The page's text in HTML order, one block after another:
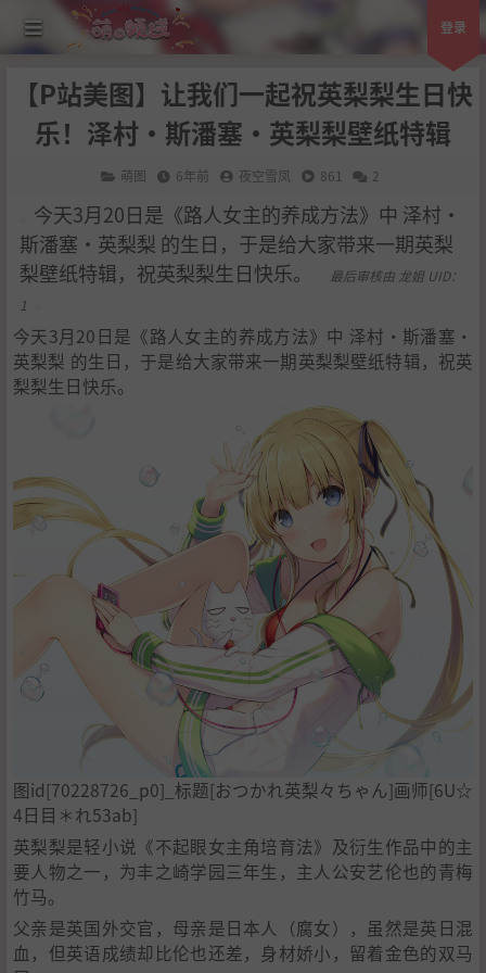
登录
【P站美图】让我们一起祝英梨梨生日快
乐！泽村·斯潘塞·英梨梨壁纸特辑
萌图 6年前 夜空雪凤 861 2
今天3月20日是《路人女主的养成方法》中 泽村·
斯潘塞·英梨梨 的生日，于是给大家带来一期英梨
梨壁纸特辑，祝英梨梨生日快乐。
最后审核由 龙姐 UID：
1
今天3月20日是《路人女主的养成方法》中 泽村·斯潘塞·
英梨梨 的生日，于是给大家带来一期英梨梨壁纸特辑，祝英
梨梨生日快乐。
图id[70228726_p0]_标题[おつかれ英梨々ちゃん]画师[6U☆
4日目＊れ53ab]
英梨梨是轻小说《不起眼女主角培育法》及衍生作品中的主
要人物之一，为丰之崎学园三年生，主人公安艺伦也的青梅
竹马。
父亲是英国外交官，母亲是日本人（腐女），虽然是英日混
血，但英语成绩却比伦也还差，身材娇小，留着金色的双马